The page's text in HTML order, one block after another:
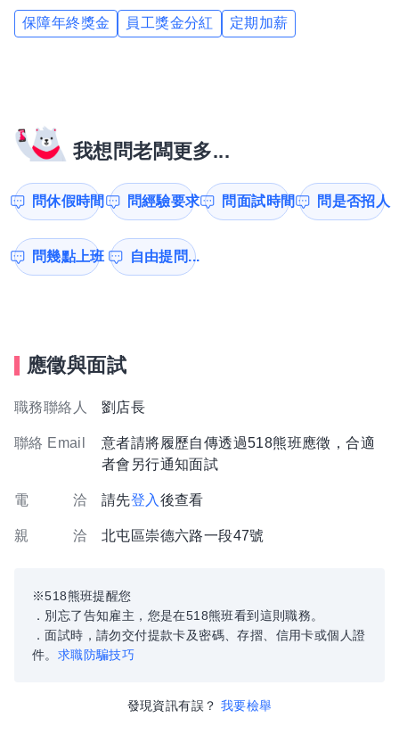
保障年終獎金 員工獎金分紅 定期加薪
我想問老闆更多...
問休假時間 問經驗要求 問面試時間 問是否招人
問幾點上班 自由提問...
應徵與面試
職務聯絡人 劉店長
聯絡 Email
意者請將履歷自傳透過518熊班應徵，合適
者會另行通知面試
電 洽 請先登入 後查看
親 洽 北屯區崇德六路一段47號
※518熊班提醒您
．別忘了告知雇主，您是在518熊班看到這則職務。
．面試時，請勿交付提款卡及密碼、存摺、信用卡或個人證
件。 求職防騙技巧
發現資訊有誤？ 我要檢舉